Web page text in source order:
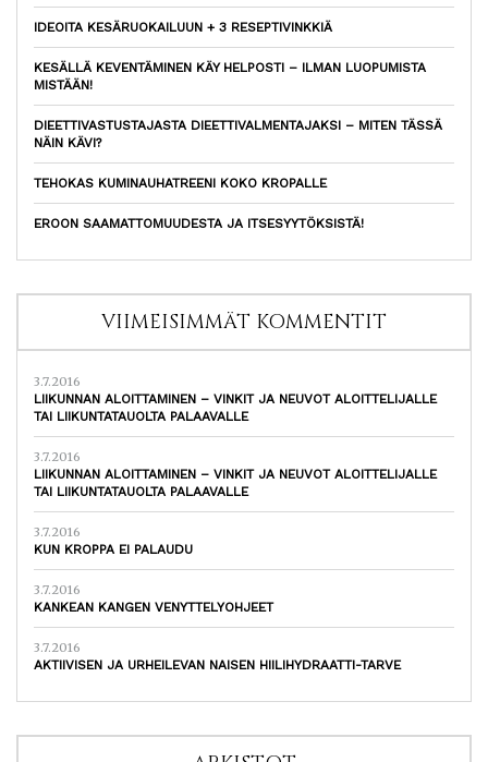
IDEOITA KESÄRUOKAILUUN + 3 RESEPTIVINKKIÄ
KESÄLLÄ KEVENTÄMINEN KÄY HELPOSTI – ILMAN LUOPUMISTA
MISTÄÄN!
DIEETTIVASTUSTAJASTA DIEETTIVALMENTAJAKSI – MITEN TÄSSÄ
NÄIN KÄVI?
TEHOKAS KUMINAUHATREENI KOKO KROPALLE
EROON SAAMATTOMUUDESTA JA ITSESYYTÖKSISTÄ!
VIIMEISIMMÄT KOMMENTIT
3.7.2016
LIIKUNNAN ALOITTAMINEN – VINKIT JA NEUVOT ALOITTELIJALLE
TAI LIIKUNTATAUOLTA PALAAVALLE
3.7.2016
LIIKUNNAN ALOITTAMINEN – VINKIT JA NEUVOT ALOITTELIJALLE
TAI LIIKUNTATAUOLTA PALAAVALLE
3.7.2016
KUN KROPPA EI PALAUDU
3.7.2016
KANKEAN KANGEN VENYTTELYOHJEET
3.7.2016
AKTIIVISEN JA URHEILEVAN NAISEN HIILIHYDRAATTI-TARVE